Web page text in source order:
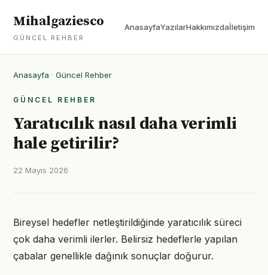
Mihalgaziesco
GÜNCEL REHBER
AnasayfaYazılarHakkımızdaİletişim
Anasayfa · Güncel Rehber
GÜNCEL REHBER
Yaratıcılık nasıl daha verimli
hale getirilir?
22 Mayıs 2026
Bireysel hedefler netleştirildiğinde yaratıcılık süreci
çok daha verimli ilerler. Belirsiz hedeflerle yapılan
çabalar genellikle dağınık sonuçlar doğurur.